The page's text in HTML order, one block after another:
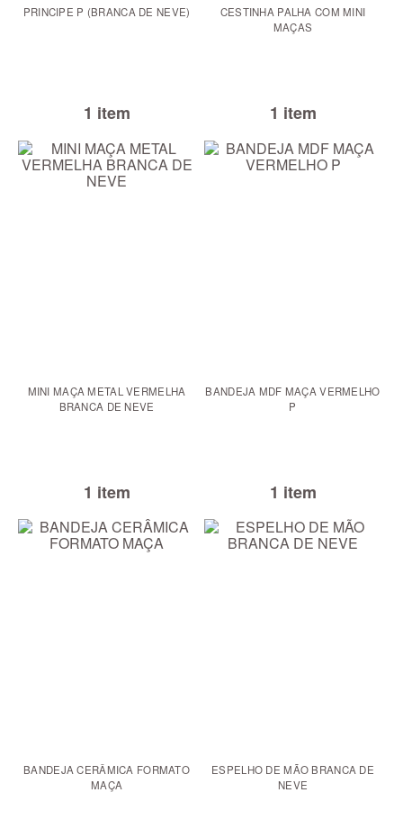
PRINCIPE P (BRANCA DE NEVE)
1 item
CESTINHA PALHA COM MINI
MAÇAS
1 item
MINI MAÇA METAL VERMELHA
BRANCA DE NEVE
1 item
BANDEJA MDF MAÇA VERMELHO
P
1 item
BANDEJA CERÂMICA FORMATO
MAÇA
ESPELHO DE MÃO BRANCA DE
NEVE